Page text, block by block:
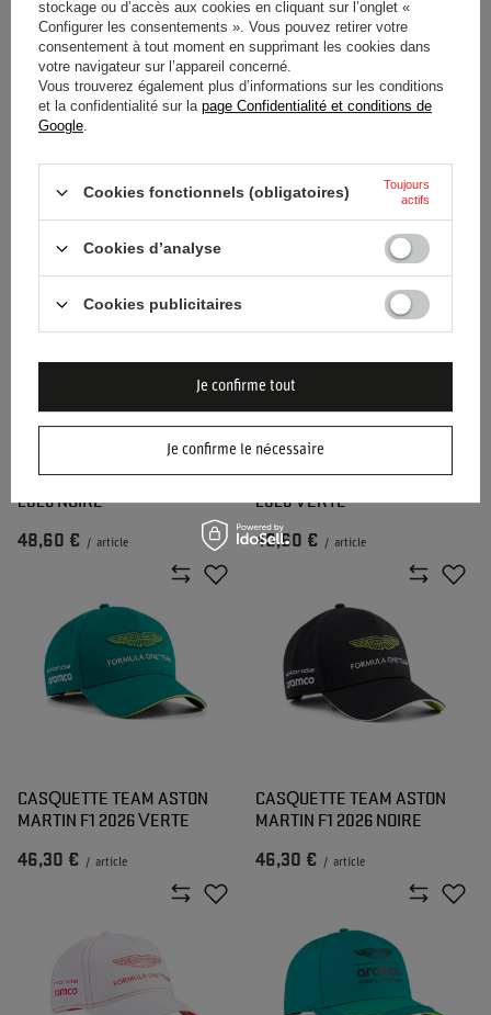
CASQUETTE TEAM ASTON
MARTIN F1 FERNANDO
ALONSO 2026 CITRON VERT
48,60 €
CASQUETTE TEAM ASTON
ALONSO 2026 VERTE
48,60 € article
CASQUETTE TEAM ASTON
MARTIN F1 LANCE STROLL
2026 NOIRE
48,60 € / article
CASQUETTE TEAM ASTON
MARTIN F1 LANCE STROLL
2026 VERTE
48,60 € / article
CASQUETTE TEAM ASTON
MARTIN F1 2026 VERTE
46,30 € / article
CASQUETTE TEAM ASTON
MARTIN F1 2026 NOIRE
46,30 € / article
stockage ou d’accès aux cookies en cliquant sur l’onglet «
Configurer les consentements ». Vous pouvez retirer votre
consentement à tout moment en supprimant les cookies dans
votre navigateur sur l’appareil concerné.
Vous trouverez également plus d’informations sur les conditions
et la confidentialité sur la page Confidentialité et conditions de
Google.
Cookies fonctionnels (obligatoires)
Toujours
actifs
Cookies d’analyse
Cookies publicitaires
Je confirme le nécessaire
Je confirme tout